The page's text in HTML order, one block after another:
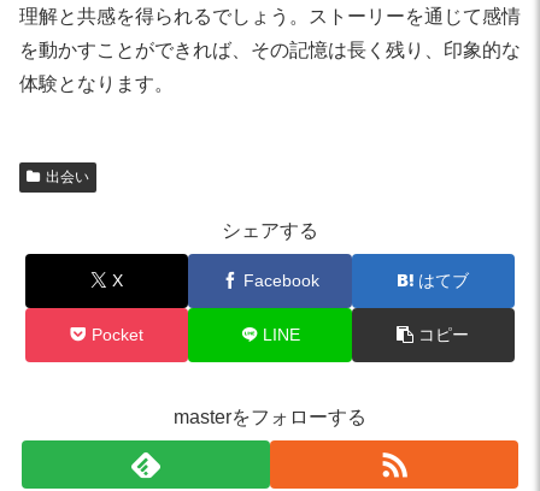
理解と共感を得られるでしょう。ストーリーを通じて感情
を動かすことができれば、その記憶は長く残り、印象的な
体験となります。
出会い
シェアする
X Facebook はてブ
Pocket LINE コピー
masterをフォローする